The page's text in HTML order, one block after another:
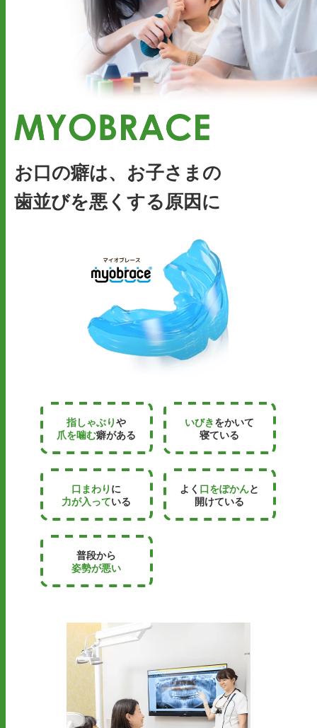
お口の癖は、お子さまの
歯並びを悪くする原因に
指しゃぶりや
爪を噛む癖がある
いびきをかいて
寝ている
口まわり に
力が入っている
よく 口をぽかんと
開けている
普段から
姿勢が悪い